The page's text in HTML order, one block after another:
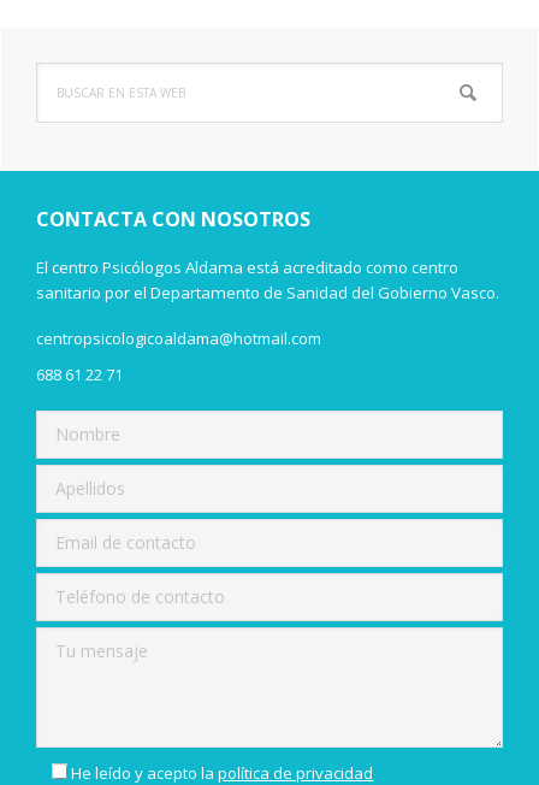
Barra
lateral
principal
esta
CONTACTA CON NOSOTROS
El centro Psicólogos Aldama está acreditado como centro
sanitario por el Departamento de Sanidad del Gobierno Vasco.
centropsicologicoaldama@hotmail.com
688 61 22 71
He leído y acepto lapolítica de privacidad